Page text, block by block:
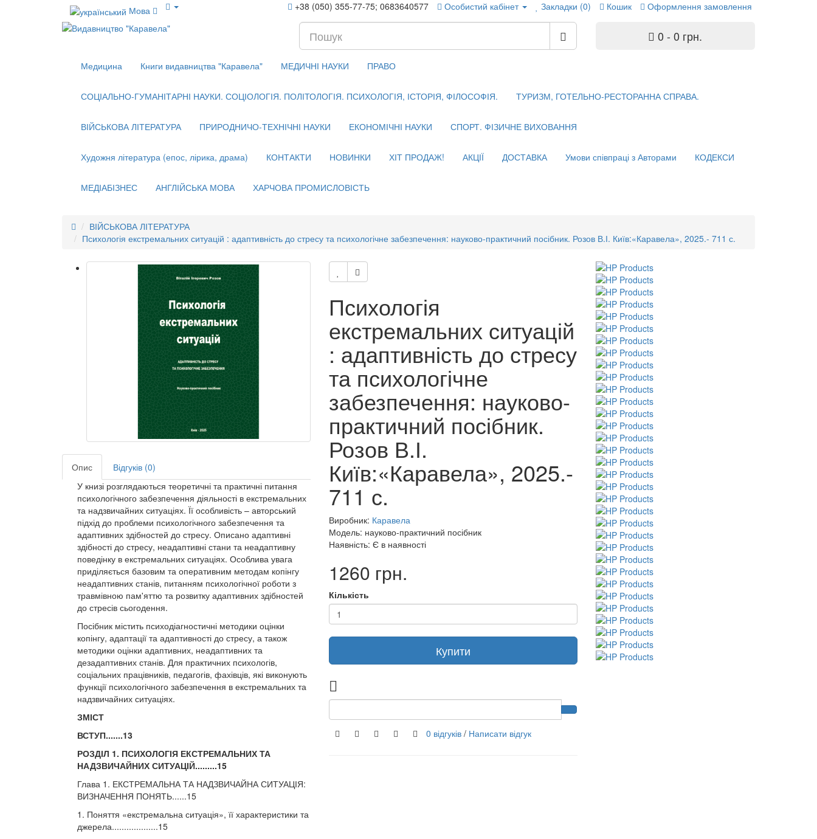
Мова +38 (050) 355-77-75; 0683640577 Особистий кабінет Закладки (0) Кошик Оформлення замовлення
0 - 0 грн.
Медицина Книги видавництва "Каравела" МЕДИЧНІ НАУКИ ПРАВО
СОЦІАЛЬНО-ГУМАНІТАРНІ НАУКИ. СОЦІОЛОГІЯ. ПОЛІТОЛОГІЯ. ПСИХОЛОГІЯ, ІСТОРІЯ, ФІЛОСОФІЯ. ТУРИЗМ, ГОТЕЛЬНО-РЕСТОРАННА СПРАВА.
ВІЙСЬКОВА ЛІТЕРАТУРА ПРИРОДНИЧО-ТЕХНІЧНІ НАУКИ ЕКОНОМІЧНІ НАУКИ СПОРТ. ФІЗИЧНЕ ВИХОВАННЯ
Художня література (епос, лірика, драма) КОНТАКТИ НОВИНКИ ХІТ ПРОДАЖ! АКЦІЇ ДОСТАВКА Умови співпраці з Авторами КОДЕКСИ
МЕДІАБІЗНЕС АНГЛІЙСЬКА МОВА ХАРЧОВА ПРОМИСЛОВІСТЬ
ВІЙСЬКОВА ЛІТЕРАТУРА
Психологія екстремальних ситуацій : адаптивність до стресу та психологічне забезпечення: науково-практичний посібник. Розов В.І. Київ:«Каравела», 2025.- 711 с.
Опис
Відгуків (0)
У книзі розглядаються теоретичні та практичні питання
психологічного забезпечення діяльності в екстремальних
та надзвичайних ситуаціях. Її особливість – авторський
підхід до проблеми психологічного забезпечення та
адаптивних здібностей до стресу. Описано адаптивні
здібності до стресу, неадаптивні стани та неадаптивну
поведінку в екстремальних ситуаціях. Особлива увага
приділяється базовим та оперативним методам копінгу
неадаптивних станів, питанням психологічної роботи з
травмівною пам'яттю та розвитку адаптивних здібностей
до стресів сьогодення.
Посібник містить психодіагностичні методики оцінки
копінгу, адаптації та адаптивності до стресу, а також
методики оцінки адаптивних, неадаптивних та
дезадаптивних станів. Для практичних психологів,
соціальних працівників, педагогів, фахівців, які виконують
функції психологічного забезпечення в екстремальних та
надзвичайних ситуаціях.
ЗМІСТ
ВСТУП.......13
РОЗДІЛ 1. ПСИХОЛОГІЯ ЕКСТРЕМАЛЬНИХ ТА
НАДЗВИЧАЙНИХ СИТУАЦІЙ.........15
Глава 1. ЕКСТРЕМАЛЬНА ТА НАДЗВИЧАЙНА СИТУАЦІЯ:
ВИЗНАЧЕННЯ ПОНЯТЬ......15
1. Поняття «екстремальна ситуація», її характеристики та
джерела...................15
Психологія
екстремальних ситуацій
: адаптивність до стресу
та психологічне
забезпечення: науково-
практичний посібник.
Розов В.І.
Київ:«Каравела», 2025.-
711 с.
Виробник: Каравела
Модель: науково-практичний посібник
Наявність: Є в наявності
1260 грн.
Кількість
Купити
0 відгуків/ Написати відгук